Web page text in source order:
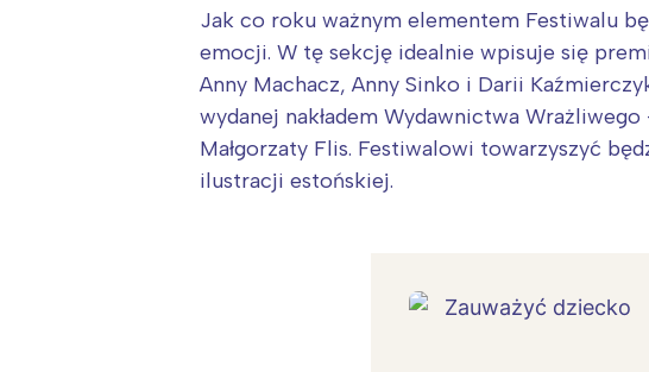
Jak co roku ważnym elementem Festiwalu
emocji. W tę sekcję idealnie wpisuje się
Anny Machacz, Anny Sinko i Darii
wydanej nakładem Wydawnictwa
Małgorzaty Flis. Festiwalowi towarzyszyć
ilustracji estońskiej.